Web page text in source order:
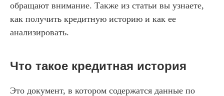
обращают внимание. Также из статьи вы узнаете,
как получить кредитную историю и как ее
анализировать.
Что такое кредитная история
Это документ, в котором содержатся данные по